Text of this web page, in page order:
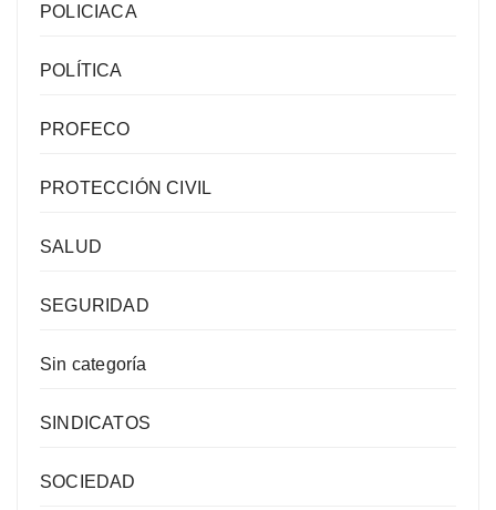
POLICIACA
POLÍTICA
PROFECO
PROTECCIÓN CIVIL
SALUD
SEGURIDAD
Sin categoría
SINDICATOS
SOCIEDAD